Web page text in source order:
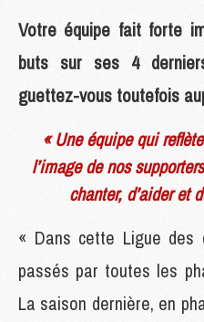
Votre équipe fait forte
buts sur ses 4
guettez-vous toutefois
« Une équipe qui
l’image de nos
chanter, d’aider et
« Dans cette Ligue des
passés par toutes les
La saison dernière, en